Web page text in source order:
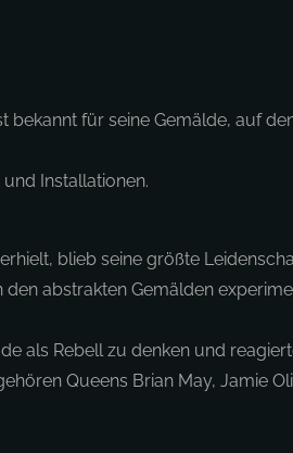
bekannt für seine Gemälde, auf
Installationen.
blieb seine größte
den abstrakten Gemälden
als Rebell zu denken und
Queens Brian May, Jamie